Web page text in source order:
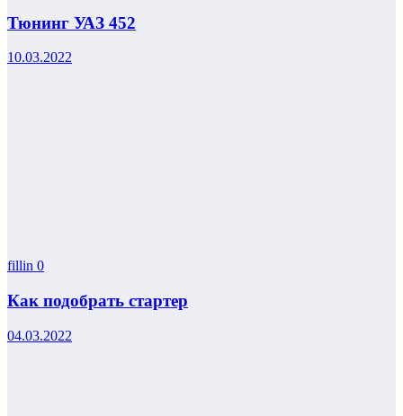
Тюнинг УАЗ 452
10.03.2022
fillin 0
Как подобрать стартер
04.03.2022